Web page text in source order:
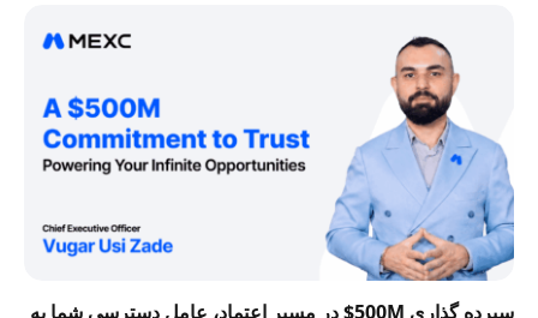
سپرده گذاری 500M$ در مسیر اعتماد، عامل دسترسی شما به